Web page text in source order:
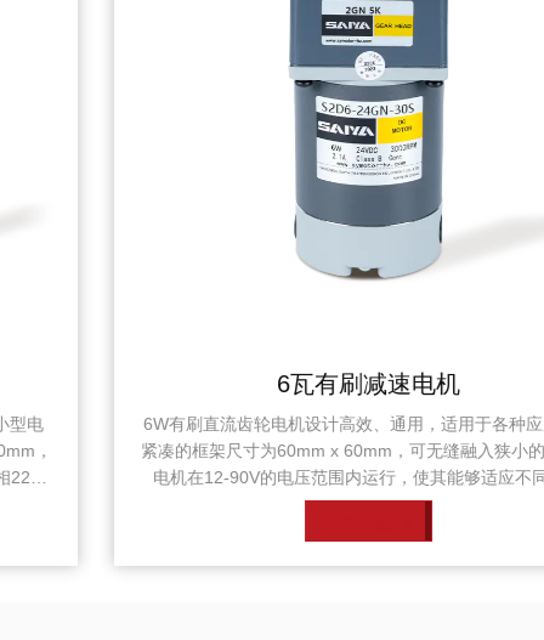
6瓦有刷减速电机
6W有刷直流齿轮电机设计高效、通用，适用于各种应用。其
紧凑的框架尺寸为60mm x 60mm，可无缝融入狭小的空间。
电机在12-90V的电压范围内运行，使其能够适应不同的电
源。 在空载条件下，电机的转速为3000-3200RPM，电流为